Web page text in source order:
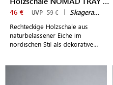
46 € UVP 59 € | Skagerak by Fritz Hansen
Rechteckige Holzschale aus
naturbelassener Eiche im
nordischen Stil als dekorative